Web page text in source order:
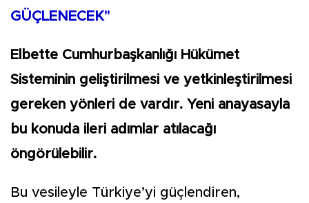
GÜÇLENECEK"
Elbette Cumhurbaşkanlığı Hükümet
Sisteminin geliştirilmesi ve yetkinleştirilmesi
gereken yönleri de vardır. Yeni anayasayla
bu konuda ileri adımlar atılacağı
öngörülebilir.
Bu vesileyle Türkiye’yi güçlendiren,